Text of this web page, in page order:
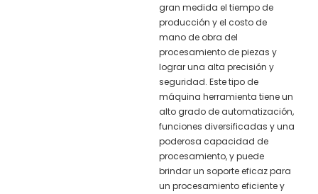
gran medida el tiempo de
producción y el costo de
mano de obra del
procesamiento de piezas y
lograr una alta precisión y
seguridad. Este tipo de
máquina herramienta tiene un
alto grado de automatización,
funciones diversificadas y una
poderosa capacidad de
procesamiento, y puede
brindar un soporte eficaz para
un procesamiento eficiente y